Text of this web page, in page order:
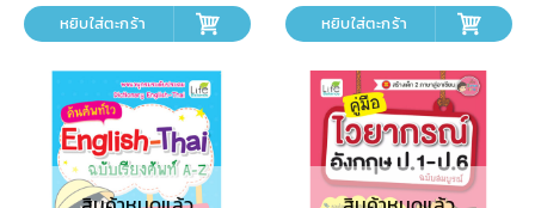
หยิบใส่ตะกร้า หยิบใส่ตะกร้า